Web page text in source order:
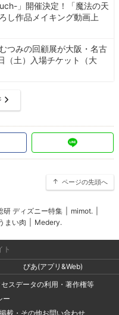
」開催決定！「魔法の天
し作品メイキング動画上
つみの回顧展が大阪・名古
土）入場チケット（大
ページの先頭へ
研 ディズニー特集 mimot.
まい肉 Medery.
ト
ぴあ(アプリ&Web)
セスデータの利用・著作権等
ー
載・その他お問い合わせ